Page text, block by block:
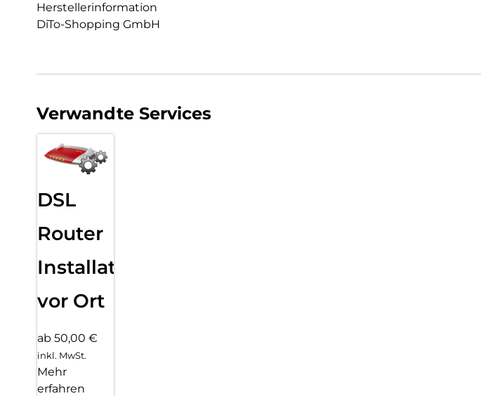
Herstellerinformation
DiTo-Shopping GmbH
Verwandte Services
DSL
Router
Installation
vor Ort
ab 50,00 €
inkl. MwSt.
Mehr
erfahren